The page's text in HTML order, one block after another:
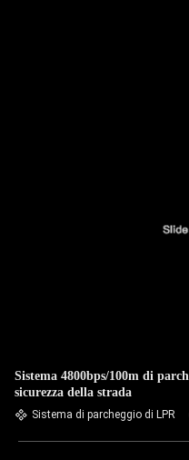
Sistema 4800bps/100m di
sicurezza della strada
Sistema di parcheggio di LPR